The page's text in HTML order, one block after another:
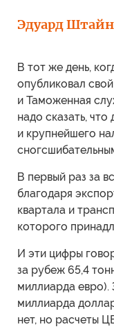
Эдуард
В тот же день,
опубликовал
и Таможенная
надо сказать,
и крупнейшего
В первый раз за
благодаря
квартала и
которого
И эти цифры
за рубеж 65,4
миллиарда евро).
миллиарда
нет, но расчеты